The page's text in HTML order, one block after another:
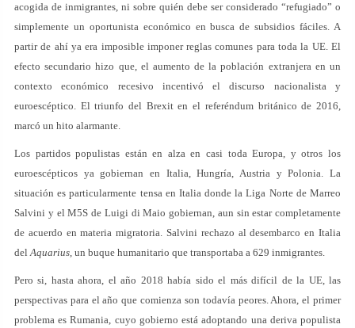
acogida de inmigrantes, ni sobre quién debe ser considerado “refugiado” o
simplemente un oportunista económico en busca de subsidios fáciles. A
partir de ahí ya era imposible imponer reglas comunes para toda la UE. El
efecto secundario hizo que, el aumento de la población extranjera en un
contexto económico recesivo incentivó el discurso nacionalista y
euroescéptico. El triunfo del Brexit en el referéndum británico de 2016,
marcó un hito alarmante.
Los partidos populistas están en alza en casi toda Europa, y otros los
euroescépticos ya gobiernan en Italia, Hungría, Austria y Polonia. La
situación es particularmente tensa en Italia donde la Liga Norte de Marreo
Salvini y el M5S de Luigi di Maio gobiernan, aun sin estar completamente
de acuerdo en materia migratoria. Salvini rechazo al desembarco en Italia
delAquarius, un buque humanitario que transportaba a 629 inmigrantes.
Pero si, hasta ahora, el año 2018 había sido el más difícil de la UE, las
perspectivas para el año que comienza son todavía peores. Ahora, el primer
problema es Rumania, cuyo gobierno está adoptando una deriva populista